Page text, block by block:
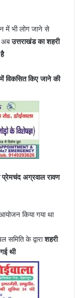
में भी लोग जाने से
अबउत्तराखंड का शहरी
विकसित किए जाने की
प्रेमचंद अग्रवाल रावण
किया गया था
समिति के द्वाराशहरी
थी